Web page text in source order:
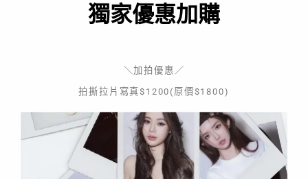
獨家優惠加購
＼加拍優惠／
拍撕拉片寫真$1200(原價$1800)